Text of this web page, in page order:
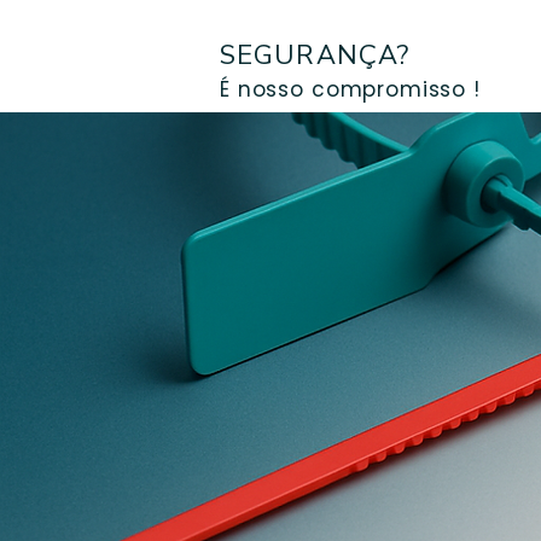
SEGURANÇA?
É nosso compromisso !